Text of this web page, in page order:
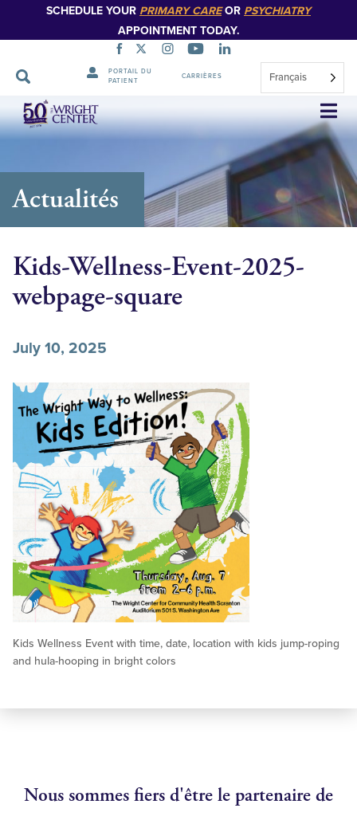
SCHEDULE YOUR PRIMARY CAREOR PSYCHIATRY
APPOINTMENT TODAY.
PORTAIL DU
PATIENT
CARRIÈRES Français
Sauter
la
navigation
Actualités
Kids-Wellness-Event-2025-
webpage-square
July 10, 2025
Kids Wellness Event with time, date, location with kids jump-roping
and hula-hooping in bright colors
Nous sommes fiers d'être le partenaire de